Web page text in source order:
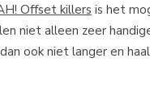
Offset killers is het
niet alleen zeer
ook niet langer en